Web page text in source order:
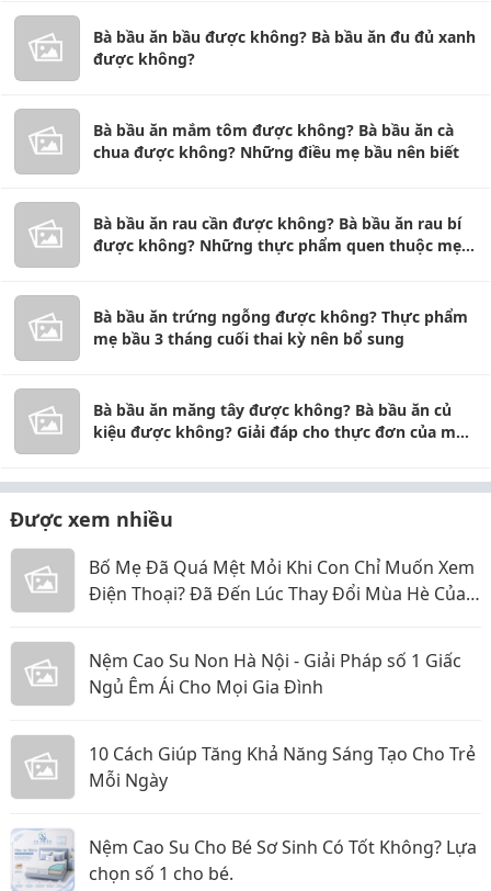
Bà bầu ăn bầu được không? Bà bầu ăn đu đủ xanh
được không?
Bà bầu ăn mắm tôm được không? Bà bầu ăn cà
chua được không? Những điều mẹ bầu nên biết
Bà bầu ăn rau cần được không? Bà bầu ăn rau bí
được không? Những thực phẩm quen thuộc mẹ
Bà bầu ăn trứng ngỗng được không? Thực phẩm
mẹ bầu 3 tháng cuối thai kỳ nên bổ sung
Bà bầu ăn măng tây được không? Bà bầu ăn củ
kiệu được không? Giải đáp cho thực đơn của mẹ
Được xem nhiều
Bố Mẹ Đã Quá Mệt Mỏi Khi Con Chỉ Muốn Xem
Điện Thoại? Đã Đến Lúc Thay Đổi Mùa Hè Của
Nệm Cao Su Non Hà Nội - Giải Pháp số 1 Giấc
Ngủ Êm Ái Cho Mọi Gia Đình
10 Cách Giúp Tăng Khả Năng Sáng Tạo Cho Trẻ
Mỗi Ngày
Nệm Cao Su Cho Bé Sơ Sinh Có Tốt Không? Lựa
chọn số 1 cho bé.